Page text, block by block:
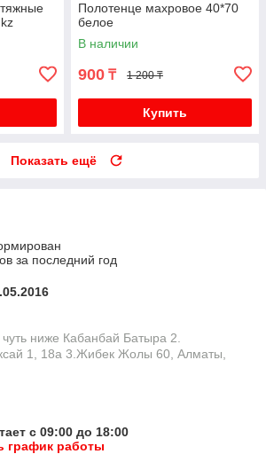
Полотенце махровое 40*70
белое
В наличии
900 ₸ 1 200 ₸
Купить
Показать ещё
за последний год
Кабанбай Батыра ㅤㅤㅤㅤㅤㅤㅤㅤㅤㅤㅤㅤㅤㅤ2.
1, 18а 3.Жибек Жолы 60, Алматы,
с 09:00 до 18:00
график работы